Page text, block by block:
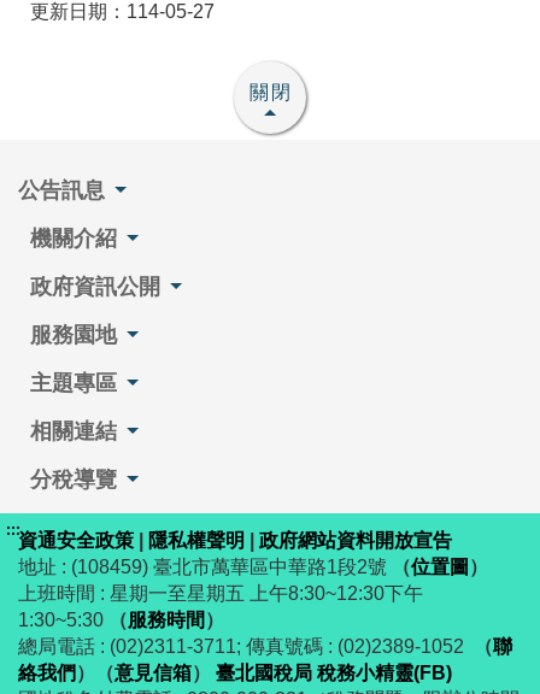
更新日期：114-05-27
關閉
公告訊息
機關介紹
政府資訊公開
服務園地
主題專區
相關連結
分稅導覽
:::資通安全政策 隱私權聲明
政府網站資料開放宣告
地址 : (108459) 臺北市萬華區中華路1段2號
（位置圖 ）
上班時間 : 星期一至星期五 上午8:30~12:30下午
1:30~5:30
（服務時間 ）
總局電話 : (02)2311-3711; 傳真號碼 : (02)2389-1052
（聯
絡我們 ） （意見信箱）
臺北國稅局 稅務小精靈(FB)